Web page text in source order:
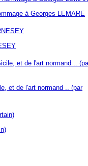
à Georges LEMARE
et de l'art normand .. (par